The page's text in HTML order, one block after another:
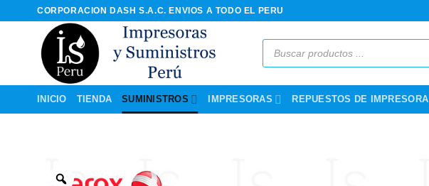
contenido
CORPORACION DASH S.A.C. ENVIOS A TODO EL PERU
Búsqueda
INICIO TIENDA SUMINISTROS IMPRESORAS REPUESTOS DE IMPRESORA
Zoom